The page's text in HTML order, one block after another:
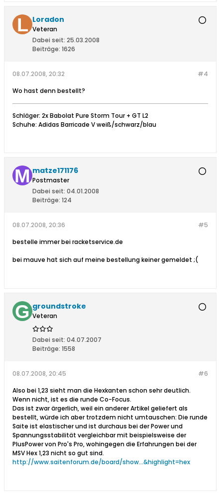
Loradon
Veteran
Dabei seit: 25.03.2008
Beiträge: 1626
#4
08.07.2008, 20:32
Wo hast denn bestellt?
Schläger: 2x Babolat Pure Storm Tour + GT L2
Schuhe: Adidas Barricade V weiß/schwarz/blau
matze171176
Postmaster
Dabei seit: 04.01.2008
Beiträge: 124
#5
08.07.2008, 20:36
bestelle immer bei racketservice.de
bei mauve hat sich auf meine bestellung keiner gemeldet ;(
groundstroke
Veteran
Dabei seit: 04.07.2007
Beiträge: 1558
#6
08.07.2008, 20:45
Also bei 1,23 sieht man die Hexkanten schon sehr deutlich.
Wenn nicht, ist es die runde Co-Focus.
Das ist zwar ärgerlich, weil ein anderer Artikel geliefert als
bestellt, würde ich aber trotzdem nicht umtauschen: Die runde
Saite ist elastischer und ist durchaus bei der Power und
Spannungsstabilität vergleichbar mit beispielsweise der
PlusPower von Pro's Pro, wohingegen die Erfahrungen bei der
MSV Hex 1,23 nicht so gut sind.
http://www.saitenforum.de/board/show...&highlight=hex